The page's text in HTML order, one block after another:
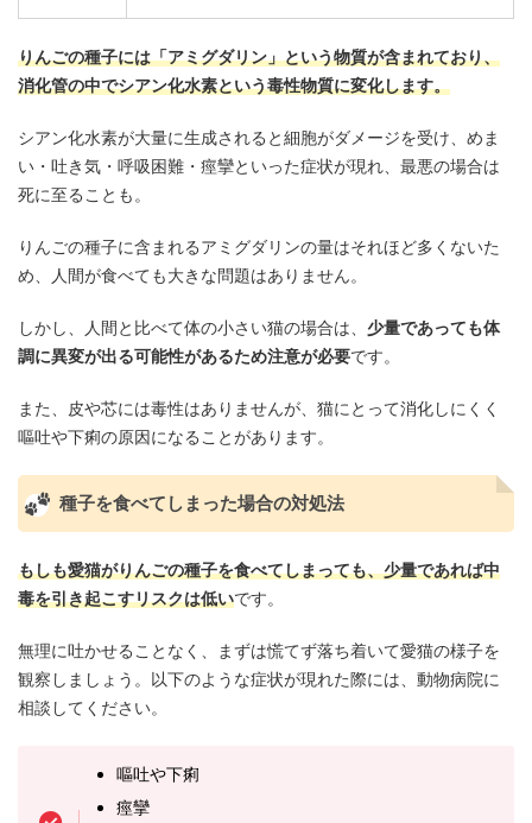
りんごの種子には「アミグダリン」という物質が含まれており、
消化管の中でシアン化水素という毒性物質に変化します。
シアン化水素が大量に生成されると細胞がダメージを受け、めま
い・吐き気・呼吸困難・痙攣といった症状が現れ、最悪の場合は
死に至ることも。
りんごの種子に含まれるアミグダリンの量はそれほど多くないた
め、人間が食べても大きな問題はありません。
しかし、人間と比べて体の小さい猫の場合は、 少量であっても体
調に異変が出る可能性があるため注意が必要です。
また、皮や芯には毒性はありませんが、猫にとって消化しにくく
嘔吐や下痢の原因になることがあります。
種子を食べてしまった場合の対処法
もしも愛猫がりんごの種子を食べてしまっても、少量であれば中
毒を引き起こすリスクは低いです。
無理に吐かせることなく、まずは慌てず落ち着いて愛猫の様子を
観察しましょう。以下のような症状が現れた際には、動物病院に
相談してください。
嘔吐や下痢
痙攣